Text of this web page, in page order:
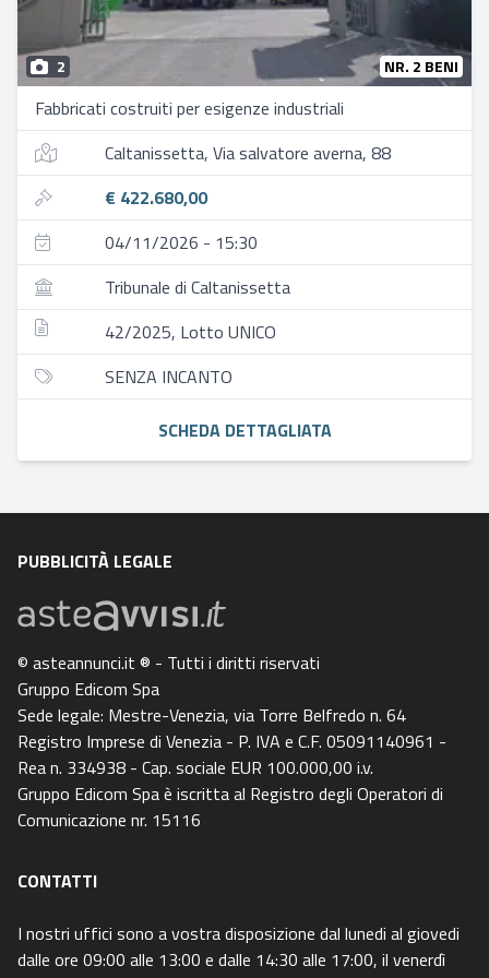
2 NR. 2 BENI
Fabbricati costruiti per esigenze industriali
Caltanissetta, Via salvatore averna, 88
€ 422.680,00
04/11/2026 - 15:30
Tribunale di Caltanissetta
42/2025, Lotto UNICO
SENZA INCANTO
SCHEDA DETTAGLIATA
PUBBLICITÀ LEGALE
© asteannunci.it ® - Tutti i diritti riservati
Gruppo Edicom Spa
Sede legale: Mestre-Venezia, via Torre Belfredo n. 64
Registro Imprese di Venezia - P. IVA e C.F. 05091140961 -
Rea n. 334938 - Cap. sociale EUR 100.000,00 i.v.
Gruppo Edicom Spa è iscritta al Registro degli Operatori di
Comunicazione nr. 15116
CONTATTI
I nostri uffici sono a vostra disposizione dal lunedi al giovedi
dalle ore 09:00 alle 13:00 e dalle 14:30 alle 17:00, il venerdì